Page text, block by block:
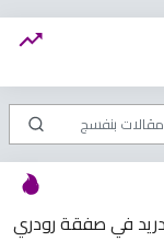
في صفقة رودري